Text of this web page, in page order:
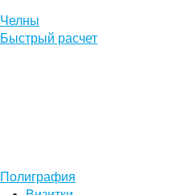
Челны
Быстрый расчет
Полиграфия